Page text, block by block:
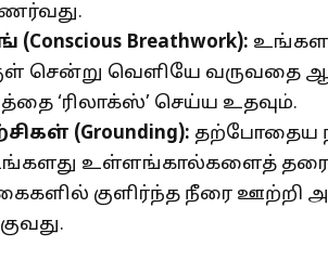
(Conscious Breathwork):
சென்று வெளியே வருவதை
‘ரிலாக்ஸ்’ செய்ய உதவும்.
(Grounding): தற்போதைய
உங்களது உள்ளங்கால்களைத்
கைகளில் குளிர்ந்த நீரை